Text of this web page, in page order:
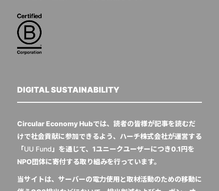
DIGITAL SUSTAINABILITY
Circular Economy Hubでは、読者の皆様が記事を読むだ
けで社会貢献に参加できるよう、ハーチ株式会社が運営する
「UU Fund 」を通じて、1ユニークユーザーにつき0.1円を
NPO団体に寄付する取り組みを行っています。
当サイトは、サーバーの電力使用と取材活動のための移動に